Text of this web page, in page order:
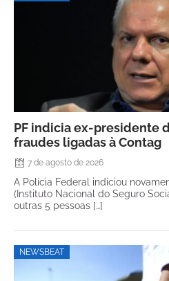
PF indicia ex-presidente
fraudes ligadas à Contag
7 de agosto de 2026
A Polícia Federal indiciou
(Instituto Nacional do Seguro
outras 5 pessoas […]
NEWSBEAT